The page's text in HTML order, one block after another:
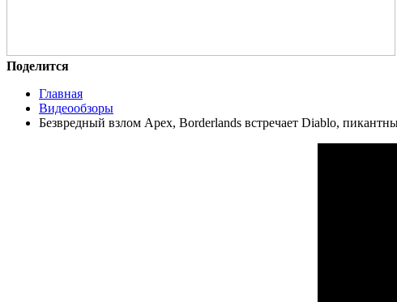
Поделится
Главная
Видеообзоры
Безвредный взлом Apex, Borderlands встречает Diablo,